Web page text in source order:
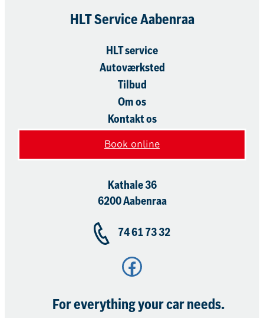
HLT Service Aabenraa​
HLT service
Autoværksted
Tilbud
Om os
Kontakt os
Book online
Kathale 36
6200 Aabenraa
74 61 73 32
Facebook
For everything your car needs.